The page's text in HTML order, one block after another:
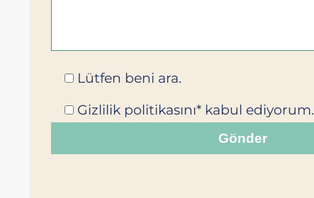
Lütfen beni ara.
Gizlilik politikasını* kabul ediyorum.